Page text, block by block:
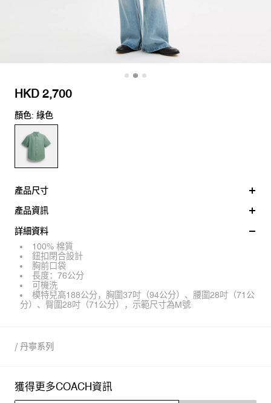
HKD 2,700
顏色: 綠色
產品尺寸
產品資訊
詳細資料
100% 棉質
鈕扣閉合設計
胸前口袋
長度：76公分
可機洗
模特兒高188公分，胸圍37吋（94公分）、腰圍28吋（71公
分）、臀圍28吋（71公分），示範尺寸為M號
/ 丹寧系列
獲得更多COACH資訊